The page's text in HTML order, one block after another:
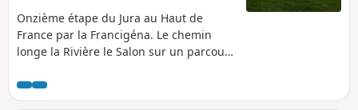
Onzième étape du Jura au Haut de
France par la Francigéna. Le chemin
longe la Rivière le Salon sur un parcours
Nous quittons la région Bourgogne-
Franche Comté et entrons en région